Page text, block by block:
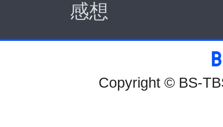
Copyright © BS-
感想